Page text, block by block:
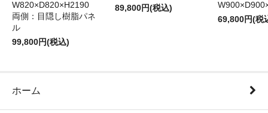
W820×D820×H2190
両側：目隠し樹脂パネ
ル
99,800円(税込)
89,800円(税込)
69,800円(税
ホーム